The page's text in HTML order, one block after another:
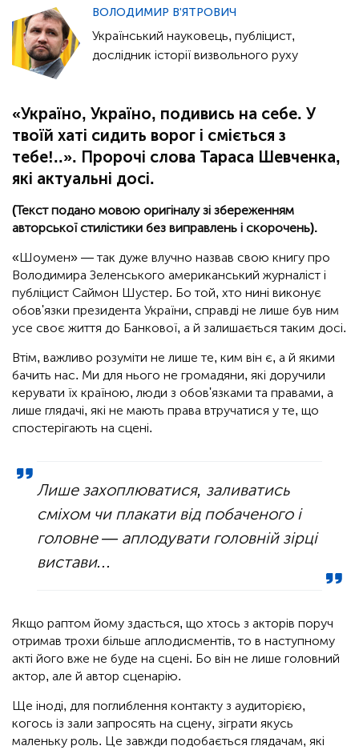
«Україно, Україно, подивись на себе. У
твоїй хаті сидить ворог і сміється з
тебе!..». Пророчі слова Тараса Шевченка,
які актуальні досі.
ВОЛОДИМИР В'ЯТРОВИЧ
Український науковець, публіцист,
дослідник історії визвольного руху
(Текст подано мовою оригіналу зі збереженням
авторської стилістики без виправлень і скорочень).
«Шоумен» — так дуже влучно назвав свою книгу про
Володимира Зеленського американський журналіст і
публіцист Саймон Шустер. Бо той, хто нині виконує
обов'язки президента України, справді не лише був ним
усе своє життя до Банкової, а й залишається таким досі.
Втім, важливо розуміти не лише те, ким він є, а й якими
бачить нас. Ми для нього не громадяни, які доручили
керувати їх країною, люди з обов'язками та правами, а
лише глядачі, які не мають права втручатися у те, що
спостерігають на сцені.
Лише захоплюватися, заливатись
сміхом чи плакати від побаченого і
головне — аплодувати головній зірці
вистави...
Якщо раптом йому здасться, що хтось з акторів поруч
отримав трохи більше аплодисментів, то в наступному
акті його вже не буде на сцені. Бо він не лише головний
актор, але й автор сценарію.
Ще іноді, для поглиблення контакту з аудиторією,
когось із зали запросять на сцену, зіграти якусь
маленьку роль. Це завжди подобається глядачам, які